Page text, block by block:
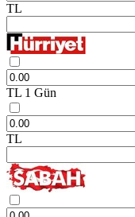
TL
TL 1 Gün
TL